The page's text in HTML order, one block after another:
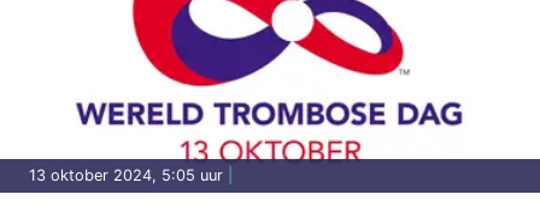
13 oktober 2024, 5:05 uur